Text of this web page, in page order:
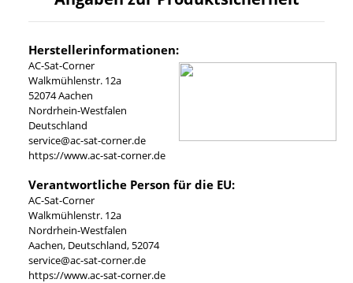
Herstellerinformationen:
AC-Sat-Corner
Walkmühlenstr. 12a
52074 Aachen
Nordrhein-Westfalen
Deutschland
service@ac-sat-corner.de
https://www.ac-sat-corner.de
Verantwortliche Person für die EU:
AC-Sat-Corner
Walkmühlenstr. 12a
Nordrhein-Westfalen
Aachen, Deutschland, 52074
service@ac-sat-corner.de
https://www.ac-sat-corner.de